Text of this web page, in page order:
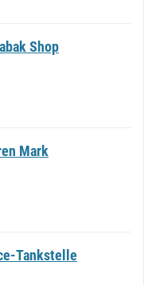
Shop
Mark
Tankstelle